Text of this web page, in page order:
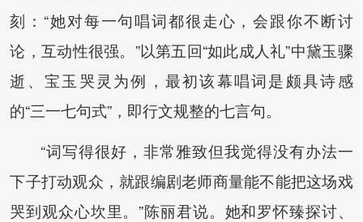
刻：“她对每一句唱词都很走心，会跟你不断讨
论，互动性很强。”以第五回“如此成人礼”中黛玉骤
逝、宝玉哭灵为例，最初该幕唱词是颇具诗感
的“三一七句式”，即行文规整的七言句。
“词写得很好，非常雅致但我觉得没有办法一
下子打动观众，就跟编剧老师商量能不能把这场戏
哭到观众心坎里。”陈丽君说。她和罗怀臻探讨、